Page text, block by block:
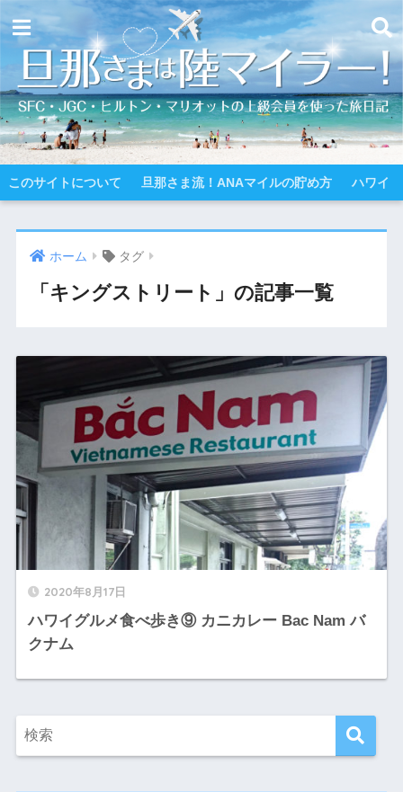
このサイトについて 旦那さま流！ANAマイルの貯め方 ハワイ
ホーム タグ
「キングストリート」の記事一覧
2020年8月17日
ハワイグルメ食べ歩き⑨ カニカレー Bac Nam バ
クナム